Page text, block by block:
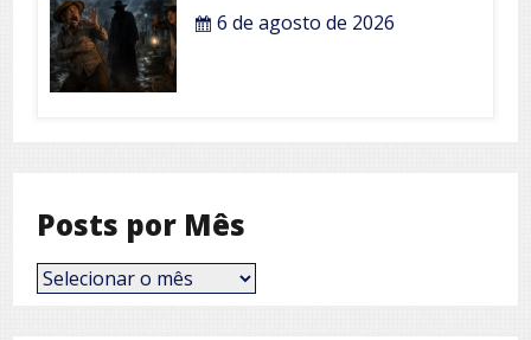
6 de agosto de 2026
Posts por Mês
Posts
por